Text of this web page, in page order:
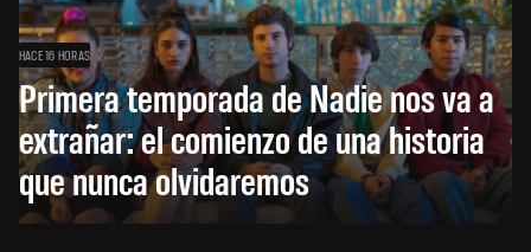
HACE 16 HORAS
Primera temporada de Nadie nos va a
extrañar: el comienzo de una historia
que nunca olvidaremos